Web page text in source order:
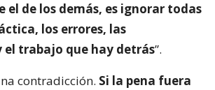
el de los demás, es ignorar todas
los errores, las
el trabajo que hay detrás”.
contradicción. Si la pena fuera